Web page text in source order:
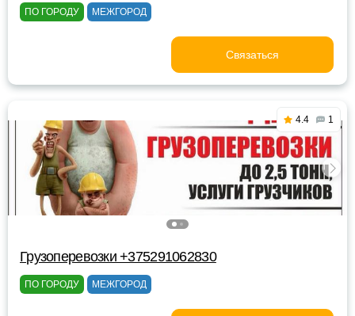
ПО ГОРОДУ МЕЖГОРОД
Связаться
4.4 1
Грузоперевозки +375291062830
ПО ГОРОДУ МЕЖГОРОД